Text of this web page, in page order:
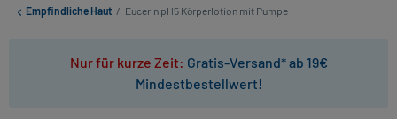
Empfindliche Haut / Eucerin pH5 Körperlotion mit Pumpe
Nur für kurze Zeit: Gratis-Versand* ab 19€
Mindestbestellwert!